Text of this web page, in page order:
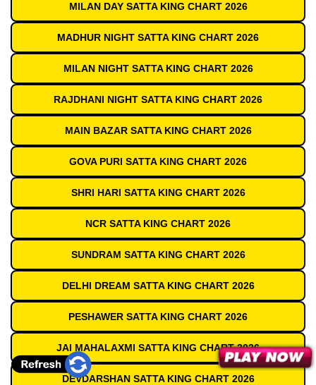
MILAN DAY SATTA KING CHART 2026
MADHUR NIGHT SATTA KING CHART 2026
MILAN NIGHT SATTA KING CHART 2026
RAJDHANI NIGHT SATTA KING CHART 2026
MAIN BAZAR SATTA KING CHART 2026
GOVA PURI SATTA KING CHART 2026
SHRI HARI SATTA KING CHART 2026
NCR SATTA KING CHART 2026
SUNDRAM SATTA KING CHART 2026
DELHI DREAM SATTA KING CHART 2026
PESHAWER SATTA KING CHART 2026
JAI MAHALAXMI SATTA KING CHART 2026
DEVDARSHAN SATTA KING CHART 2026